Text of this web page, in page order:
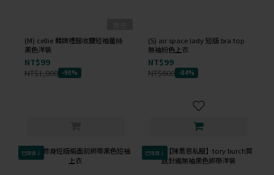
(M) cellie 韓牌禮服收腰短袖蕾絲
黑色洋裝
NT$99
NT$1,000 -90%
(S) air space lady 短版 bra top
無袖粉色上衣
NT$99
NT$600 -84%
已降價↓ 已降價↓